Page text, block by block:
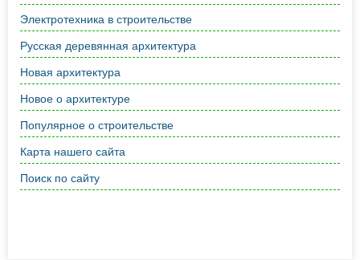
Электротехника в строительстве
Русская деревянная архитектура
Новая архитектура
Новое о архитектуре
Популярное о строительстве
Карта нашего сайта
Поиск по сайту